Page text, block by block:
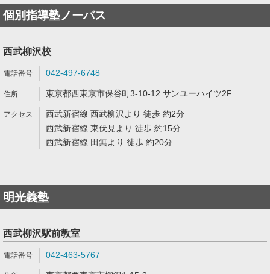
個別指導塾ノーバス
西武柳沢校
042-497-6748
東京都西東京市保谷町3-10-12 サンユーハイツ2F
西武新宿線 西武柳沢より 徒歩 約2分
西武新宿線 東伏見より 徒歩 約15分
西武新宿線 田無より 徒歩 約20分
明光義塾
西武柳沢駅前教室
042-463-5767